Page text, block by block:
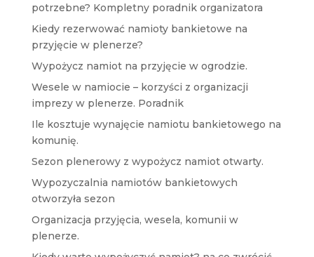
potrzebne? Kompletny poradnik organizatora
Kiedy rezerwować namioty bankietowe na
przyjęcie w plenerze?
Wypożycz namiot na przyjęcie w ogrodzie.
Wesele w namiocie – korzyści z organizacji
imprezy w plenerze. Poradnik
Ile kosztuje wynajęcie namiotu bankietowego na
komunię.
Sezon plenerowy z wypożycz namiot otwarty.
Wypozyczalnia namiotów bankietowych
otworzyła sezon
Organizacja przyjęcia, wesela, komunii w
plenerze.